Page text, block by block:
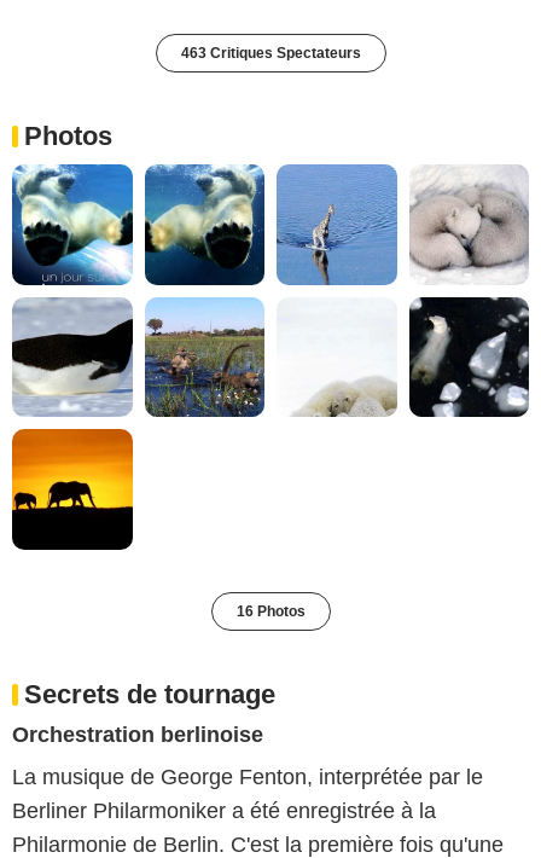
463 Critiques Spectateurs
Photos
16 Photos
Secrets de tournage
Orchestration berlinoise
La musique de George Fenton, interprétée par le
Berliner Philarmoniker a été enregistrée à la
Philarmonie de Berlin. C'est la première fois qu'une